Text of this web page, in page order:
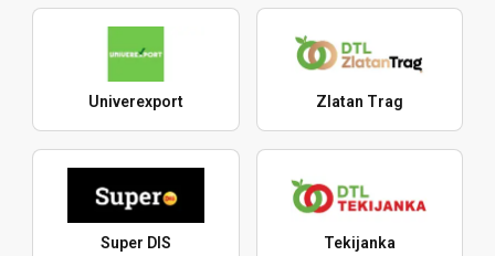
Univerexport Zlatan Trag
Super DIS Tekijanka